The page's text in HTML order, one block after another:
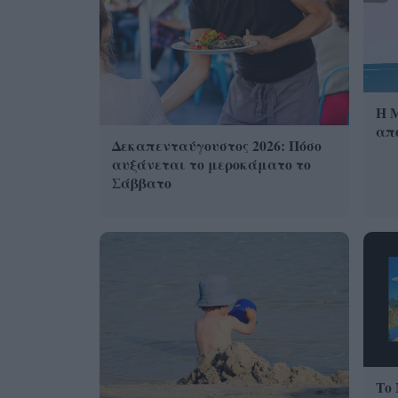
Δεκαπενταύγουστος 2026: Πόσο
αυξάνεται το μεροκάματο το
Σάββατο
Η
Το